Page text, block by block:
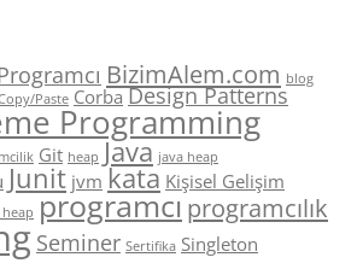
BizimAlem.com blog
Paste Corba Design Patterns
Programming
Git heap Java java heap
Junit jvm kata Kişisel Gelişim
programcı programcılık
Seminer Sertifika Singleton